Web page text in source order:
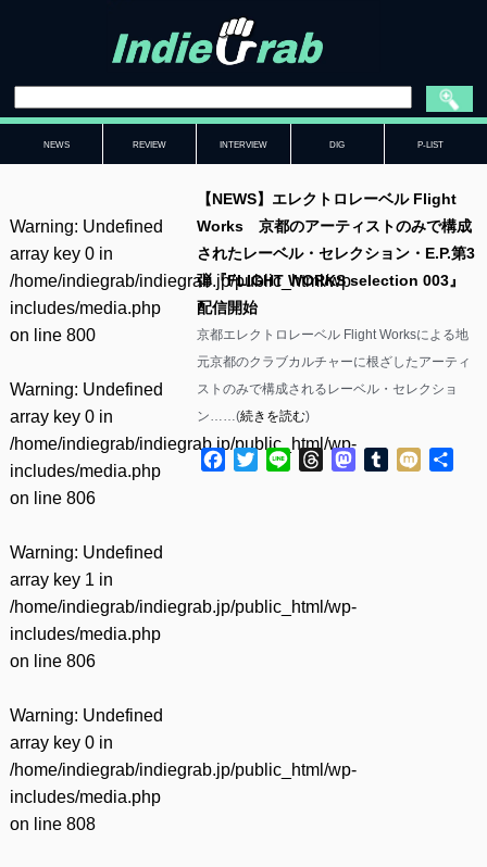
NEWS REVIEW INTERVIEW DIG P-LIST
Warning: Undefined
array key 0 in
/home/indiegrab/indiegrab.jp/public_html/wp-
includes/media.php
on line 800
Warning: Undefined
array key 0 in
/home/indiegrab/indiegrab.jp/public_html/wp-
includes/media.php
on line 806
Warning: Undefined
array key 1 in
/home/indiegrab/indiegrab.jp/public_html/wp-
includes/media.php
on line 806
Warning: Undefined
array key 0 in
/home/indiegrab/indiegrab.jp/public_html/wp-
includes/media.php
on line 808
【NEWS】エレクトロレーベル Flight
Works 京都のアーティストのみで構成
されたレーベル・セレクション・E.P.第3
弾『FLIGHT WORKS selection 003』
配信開始
京都エレクトロレーベル Flight Worksによる地
元京都のクラブカルチャーに根ざしたアーティ
ストのみで構成されるレーベル・セレクショ
ン……(続きを読む)
Facebook
Twitter
Line ThreadsMastodon
Tumblr
Mixi